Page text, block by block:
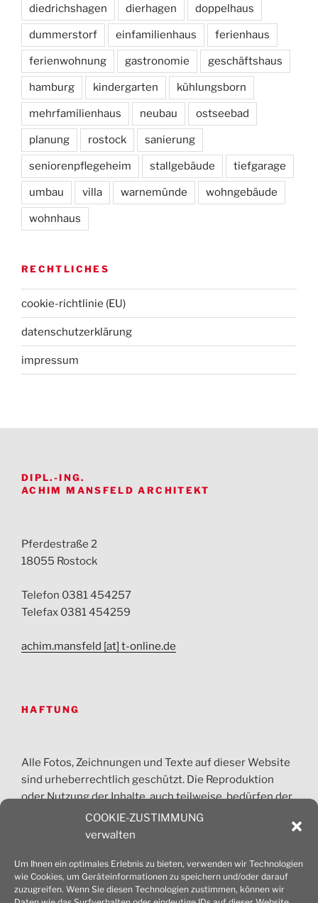
COOKIE-ZUSTIMMUNG
verwalten
Um Ihnen ein optimales Erlebnis zu bieten, verwenden wir Technologien
wie Cookies, um Geräteinformationen zu speichern und/oder darauf
zuzugreifen. Wenn Sie diesen Technologien zustimmen, können wir
diedrichshagen dierhagen doppelhaus
dummerstorf einfamilienhaus ferienhaus
ferienwohnung gastronomie geschäftshaus
hamburg kindergarten kühlungsborn
mehrfamilienhaus neubau ostseebad
planung rostock sanierung
seniorenpflegeheim stallgebäude tiefgarage
umbau villa warnemünde wohngebäude
wohnhaus
RECHTLICHES
cookie-richtlinie (EU)
datenschutz­erklärung
impressum
DIPL.-ING.
ACHIM MANSFELD ARCHITEKT
Pferdestraße 2
18055 Rostock
Telefon 0381 454257
Telefax 0381 454259
achim.mansfeld [at] t-online.de
HAFTUNG
Alle Fotos, Zeichnungen und Texte auf dieser Website
sind urheberrechtlich geschützt. Die Reproduktion
oder Nutzung der Inhalte, auch teilweise, bedürfen der
vorherigen Absprache. Jede gewerbliche Nutzung ist
honorarpflichtig und nur nach Zustimmung des
© 2026 Dipl.-Ing. Achim Mansfeld Architekt